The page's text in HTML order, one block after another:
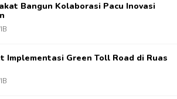
Bangun Kolaborasi Pacu Inovasi
Implementasi Green Toll Road di Ruas